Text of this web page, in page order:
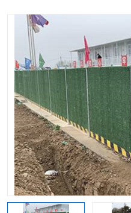
岩棉板
围挡
生产加工单板复合围挡 市
政围挡